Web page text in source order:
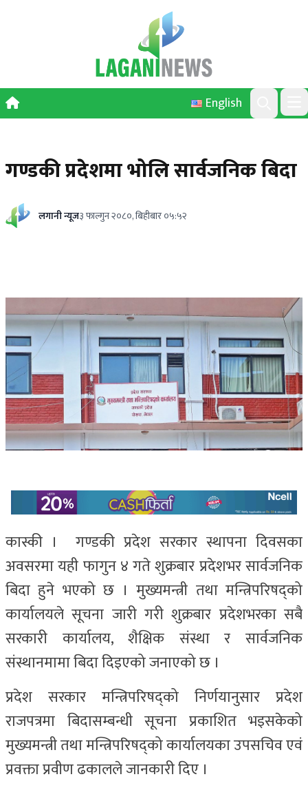
English
Search
गण्डकी प्रदेशमा भोलि सार्वजनिक बिदा
लगानी न्यूज३ फाल्गुन २०८०, बिहीबार ०५:५२
कास्की । गण्डकी प्रदेश सरकार स्थापना दिवसका
अवसरमा यही फागुन ४ गते शुक्रबार प्रदेशभर सार्वजनिक
बिदा हुने भएको छ । मुख्यमन्त्री तथा मन्त्रिपरिषद्को
कार्यालयले सूचना जारी गरी शुक्रबार प्रदेशभरका सबै
सरकारी कार्यालय, शैक्षिक संस्था र सार्वजनिक
संस्थानमामा बिदा दिइएको जनाएको छ ।
प्रदेश सरकार मन्त्रिपरिषद्को निर्णयानुसार प्रदेश
राजपत्रमा बिदासम्बन्धी सूचना प्रकाशित भइसकेको
मुख्यमन्त्री तथा मन्त्रिपरिषद्को कार्यालयका उपसचिव एवं
प्रवक्ता प्रवीण ढकालले जानकारी दिए ।